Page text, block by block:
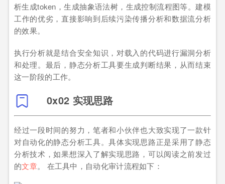
析生成token，生成抽象语法树，生成控制流程图等。建模
工作的优劣，直接影响到后续污染传播分析和数据流分析
的效果。
执行分析就是结合安全知识，对载入的代码进行漏洞分析
和处理。最后，静态分析工具要生成判断结果，从而结束
这一阶段的工作。
0x02 实现思路
经过一段时间的努力，笔者和小伙伴也大致实现了一款针
对自动化的静态分析工具。具体实现思路正是采用了静态
分析技术，如果想深入了解实现思路，可以阅读之前发过
的文章。 在工具中，自动化审计流程如下：